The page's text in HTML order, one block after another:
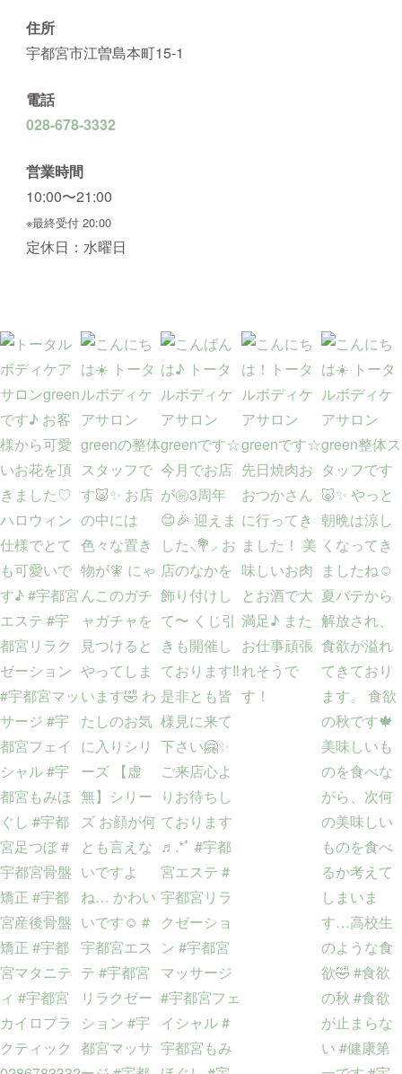
住所
宇都宮市江曽島本町15-1
電話
028-678-3332
営業時間
10:00〜21:00
※最終受付 20:00
定休日：水曜日